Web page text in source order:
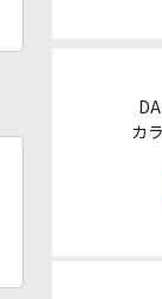
カ